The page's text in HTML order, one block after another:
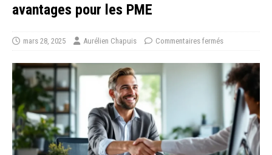
avantages pour les PME
mars 28, 2025 Aurélien Chapuis Commentaires fermés